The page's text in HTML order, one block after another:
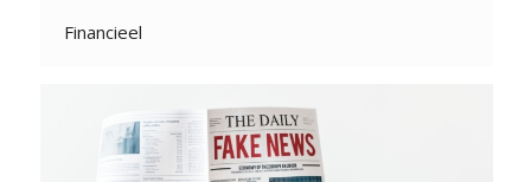
Financieel